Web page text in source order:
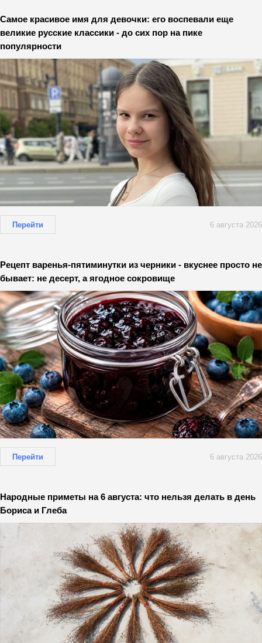
Самое красивое имя для девочки: его воспевали еще
великие русские классики - до сих пор на пике
популярности
Перейти 6 августа 2026
Рецепт варенья-пятиминутки из черники - вкуснее просто не
бывает: не десерт, а ягодное сокровище
Перейти 6 августа 2026
Народные приметы на 6 августа: что нельзя делать в день
Бориса и Глеба